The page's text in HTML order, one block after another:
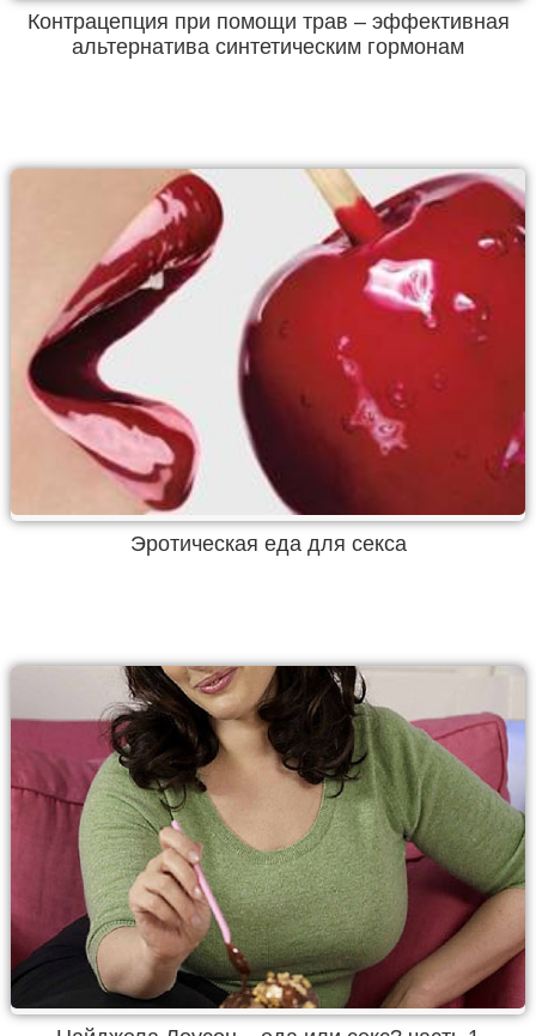
Контрацепция при помощи трав – эффективная
альтернатива синтетическим гормонам
Эротическая еда для секса